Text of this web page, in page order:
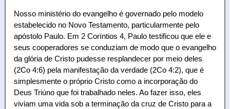
Nosso ministério do evangelho é governado pelo modelo
estabelecido no Novo Testamento, particularmente pelo
apóstolo Paulo. Em 2 Coríntios 4, Paulo testificou que ele e
seus cooperadores se conduziam de modo que o evangelho
da glória de Cristo pudesse resplandecer por meio deles
(2Co 4:6) pela manifestação da verdade (2Co 4:2), que é
simplesmente o próprio Cristo como a incorporação do
Deus Triúno que foi trabalhado neles. Ao fazer isso, eles
viviam uma vida sob a terminação da cruz de Cristo para a